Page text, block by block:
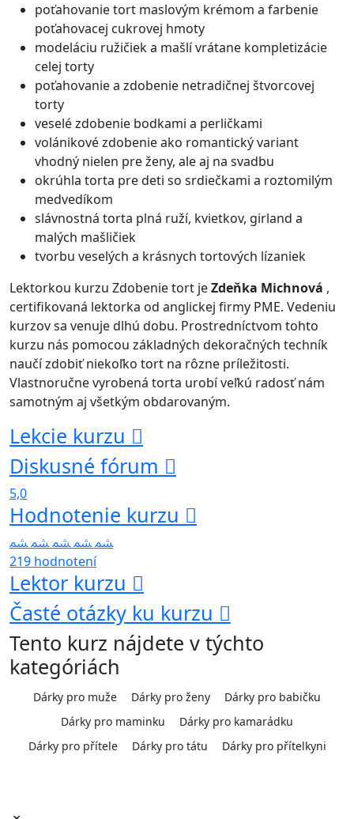
poťahovanie tort maslovým krémom a farbenie
poťahovacej cukrovej hmoty
modeláciu ružičiek a mašlí vrátane kompletizácie
celej torty
poťahovanie a zdobenie netradičnej štvorcovej
torty
veselé zdobenie bodkami a perličkami
volánikové zdobenie ako romantický variant
vhodný nielen pre ženy, ale aj na svadbu
okrúhla torta pre deti so srdiečkami a roztomilým
medvedíkom
slávnostná torta plná ruží, kvietkov, girland a
malých mašličiek
tvorbu veselých a krásnych tortových lízaniek
Lektorkou kurzu Zdobenie tort jeZdeňka Michnová ,
certifikovaná lektorka od anglickej firmy PME. Vedeniu
kurzov sa venuje dlhú dobu. Prostredníctvom tohto
kurzu nás pomocou základných dekoračných techník
naučí zdobiť niekoľko tort na rôzne príležitosti.
Vlastnoručne vyrobená torta urobí veľkú radosť nám
samotným aj všetkým obdarovaným.
Lekcie kurzu
Diskusné fórum
5,0
Hodnotenie kurzu
219 hodnotení
Lektor kurzu
Časté otázky ku kurzu
Tento kurz nájdete v týchto
kategóriách
Dárky pro muže Dárky pro ženy
Dárky pro babičku
Dárky pro maminku
Dárky pro kamarádku
Dárky pro přítele
Dárky pro tátu Dárky pro přítelkyni